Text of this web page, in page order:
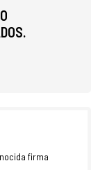
firma